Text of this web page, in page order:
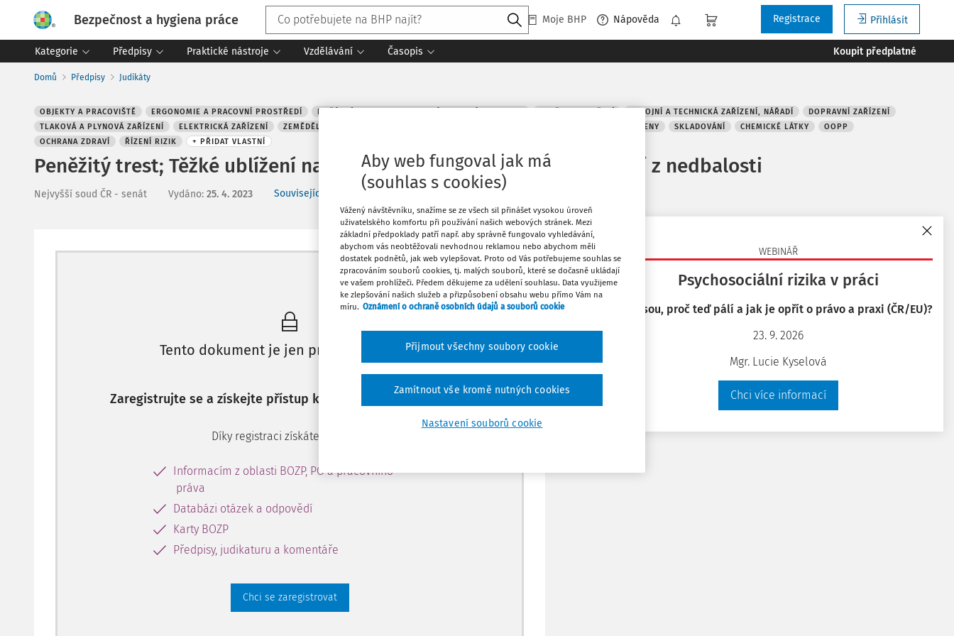
Bezpečnost a hygiena práce Moje BHP Nápověda Přihlásit
Registrace
Kategorie Předpisy Praktické nástroje Vzdělávání Časopis Koupit předplatné
WEBINÁŘ
Psychosociální rizika v práci
Co jsou, proč teď pálí a jak je opřít o právo a praxi (ČR/EU)?
23. 9. 2026
Mgr. Lucie Kyselová
Chci více informací
Domů Předpisy Judikáty
OBJEKTY A PRACOVIŠTĚ ERGONOMIE A PRACOVNÍ PROSTŘEDÍ POŽÁRNÍ OCHRANA A PROTIVÝBUCHOVÁ PREVENCE STROJNÍ A TECHNICKÁ ZAŘÍZENÍ, NÁŘADÍ
DOPRAVNÍ ZAŘÍZENÍ
TLAKOVÁ A PLYNOVÁ ZAŘÍZENÍ
ELEKTRICKÁ ZAŘÍZENÍ ZEMĚDĚLSTVÍ A LESNICTVÍ MANIPULACE S BŘEMENY SKLADOVÁNÍ CHEMICKÉ LÁTKY
OOPP
OCHRANA ZDRAVÍ
ŘÍZENÍ RIZIK + PŘIDAT VLASTNÍ
Peněžitý trest; Těžké ublížení na zdraví z nedbalosti; Trest; Usmrcení z nedbalosti
Nejvyšší soud ČR - senát Vydáno: 25. 4. 2023 Související dokumenty (1)
Máte předplatné? Přihlaste se
Tento dokument je jen pro předplatitele
Zaregistrujte se a získejte přístup k obsahu na 14 dní zdarma
Díky registraci získáte přístup k:
Informacím z oblasti BOZP, PO a pracovního
práva
Databázi otázek a odpovědí
Karty BOZP
Předpisy, judikaturu a komentáře
Chci se zaregistrovat
Oblíbené
Stáhnout
Související důvodové zprávy
Důvodová zpráva k zákonu č. 309/2006 Sb., o
zajištění dalších podmínek bezpečnosti a
Aby web fungoval jak má
(souhlas s cookies)
Vážený návštěvníku, snažíme se ze všech sil přinášet vysokou úroveň
uživatelského komfortu při používání našich webových stránek. Mezi
základní předpoklady patří např. aby správně fungovalo vyhledávání,
abychom vás neobtěžovali nevhodnou reklamou nebo abychom měli
dostatek podnětů, jak web vylepšovat. Proto od Vás potřebujeme souhlas se
zpracováním souborů cookies, tj. malých souborů, které se dočasně ukládají
ve vašem prohlížeči. Předem děkujeme za udělení souhlasu. Data využijeme
ke zlepšování našich služeb a přizpůsobení obsahu webu přímo Vám na
míru. Oznámení o ochraně osobních údajů a souborů cookie
Nastavení souborů cookie
Zamítnout vše kromě nutných cookies
Přijmout všechny soubory cookie